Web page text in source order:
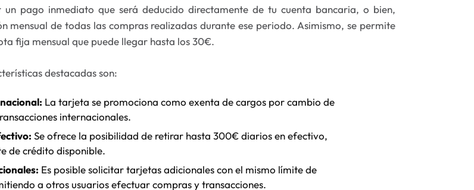
un pago inmediato que será deducido directamente de tu cuenta bancaria, o bien,
mensual de todas las compras realizadas durante ese periodo. Asimismo, se permite
fija mensual que puede llegar hasta los 30€.
destacadas son:
La tarjeta se promociona como exenta de cargos por cambio de
internacionales.
Se ofrece la posibilidad de retirar hasta 300€ diarios en efectivo,
de crédito disponible.
Es posible solicitar tarjetas adicionales con el mismo límite de
a otros usuarios efectuar compras y transacciones.